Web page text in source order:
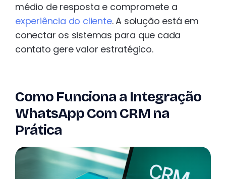
médio de resposta e compromete a
experiência do cliente. A solução está em
conectar os sistemas para que cada
contato gere valor estratégico.
Como Funciona a Integração
WhatsApp Com CRM na
Prática